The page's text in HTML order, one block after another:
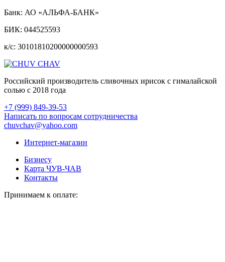
Банк: АО «АЛЬФА-БАНК»
БИК: 044525593
к/с: 30101810200000000593
Российский производитель сливочных ирисок с гималайской
солью с 2018 года
+7 (999) 849-39-53
Написать по вопросам сотрудничества
chuvchav@yahoo.com
Интернет-магазин
Бизнесу
Карта ЧУВ-ЧАВ
Контакты
Принимаем к оплате: